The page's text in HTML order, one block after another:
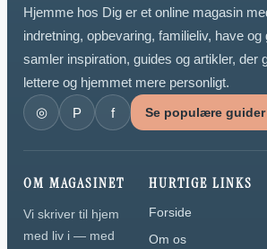
Hjemme hos Dig er et online magasin
indretning, opbevaring, familieliv, have
samler inspiration, guides og artikler, der
lettere og hjemmet mere personligt.
◎
P f Se populære guider
OM MAGASINET
Vi skriver til hjem
med liv i — med
HURTIGE LINKS
Forside
Om os